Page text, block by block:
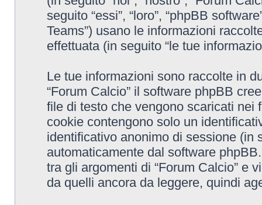
seguito “essi”, “loro”, “phpBB
Teams”) usano le informazioni
effettuata (in seguito “le tue
Le tue informazioni sono raccolte in
“Forum Calcio” il software phpBB
file di testo che vengono scaricati nei
cookie contengono solo un
identificativo anonimo di sessione (in
automaticamente dal software
tra gli argomenti di “Forum Calcio” e
da quelli ancora da leggere, quindi